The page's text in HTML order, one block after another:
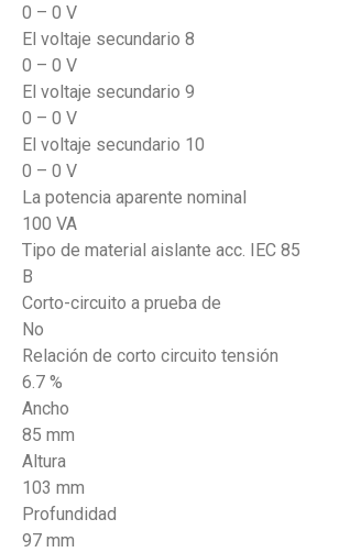
0 – 0 V
El voltaje secundario 8
0 – 0 V
El voltaje secundario 9
0 – 0 V
El voltaje secundario 10
0 – 0 V
La potencia aparente nominal
100 VA
Tipo de material aislante acc. IEC 85
B
Corto-circuito a prueba de
No
Relación de corto circuito tensión
6.7 %
Ancho
85 mm
Altura
103 mm
Profundidad
97 mm